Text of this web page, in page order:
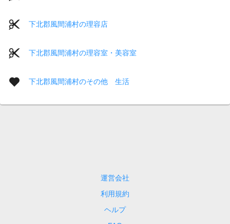
下北郡風間浦村の理容店
下北郡風間浦村の理容室・美容室
下北郡風間浦村のその他 生活
運営会社
利用規約
ヘルプ